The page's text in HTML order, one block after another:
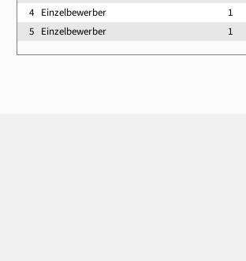
4 Einzelbewerber
1
5 Einzelbewerber 1